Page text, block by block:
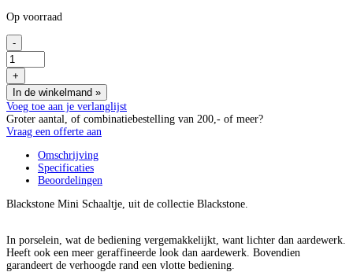
Op voorraad
-
Blackstone
Mini
Schaaltje
10,5
x
8
x
aantal
+
In de winkelmand »
Voeg toe aan je verlanglijst
Groter aantal, of combinatiebestelling van 200,- of meer?
Vraag een offerte aan
Omschrijving
Specificaties
Beoordelingen
Blackstone Mini Schaaltje, uit de collectie Blackstone.
In porselein, wat de bediening vergemakkelijkt, want lichter dan aardewerk.
Heeft ook een meer geraffineerde look dan aardewerk. Bovendien
garandeert de verhoogde rand een vlotte bediening.